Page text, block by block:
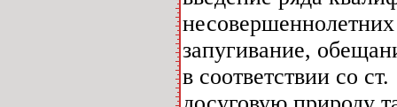
запугивание,
в соответствии со